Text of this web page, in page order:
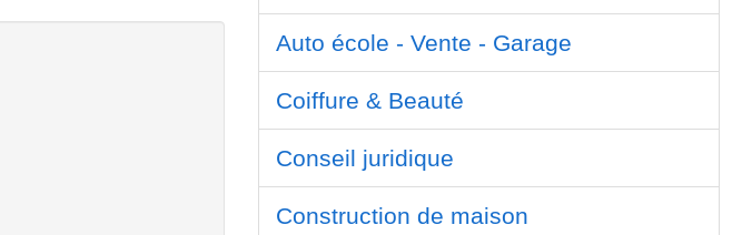
Auto école - Vente - Garage
Coiffure & Beauté
Conseil juridique
Construction de maison